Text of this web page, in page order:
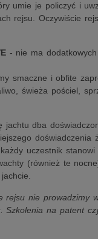
umie je policzyć i
rejsu. Oczywiście
- nie ma
smaczne i obfite
świeża pościel,
jachtu dba
doświadczenia
uczestnik stanowi
(również te
nie prowadzimy
na patent